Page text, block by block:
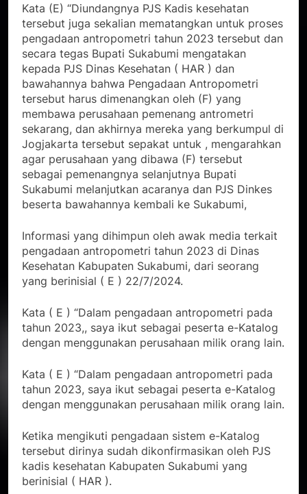
Kata (E) “Diundangnya PJS Kadis kesehatan
tersebut juga sekalian mematangkan untuk proses
pengadaan antropometri tahun 2023 tersebut dan
secara tegas Bupati Sukabumi mengatakan
kepada PJS Dinas Kesehatan ( HAR ) dan
bawahannya bahwa Pengadaan Antropometri
tersebut harus dimenangkan oleh (F) yang
membawa perusahaan pemenang antrometri
sekarang, dan akhirnya mereka yang berkumpul di
Jogjakarta tersebut sepakat untuk , mengarahkan
agar perusahaan yang dibawa (F) tersebut
sebagai pemenangnya selanjutnya Bupati
Sukabumi melanjutkan acaranya dan PJS Dinkes
beserta bawahannya kembali ke Sukabumi,
Informasi yang dihimpun oleh awak media terkait
pengadaan antropometri tahun 2023 di Dinas
Kesehatan Kabupaten Sukabumi, dari seorang
yang berinisial ( E ) 22/7/2024.
Kata ( E ) “Dalam pengadaan antropometri pada
tahun 2023,, saya ikut sebagai peserta e-Katalog
dengan menggunakan perusahaan milik orang lain.
Kata ( E ) “Dalam pengadaan antropometri pada
tahun 2023, saya ikut sebagai peserta e-Katalog
dengan menggunakan perusahaan milik orang lain.
Ketika mengikuti pengadaan sistem e-Katalog
tersebut dirinya sudah dikonfirmasikan oleh PJS
kadis kesehatan Kabupaten Sukabumi yang
berinisial ( HAR ).